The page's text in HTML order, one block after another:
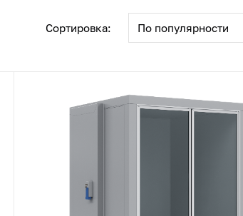
Сортировка: По популярности